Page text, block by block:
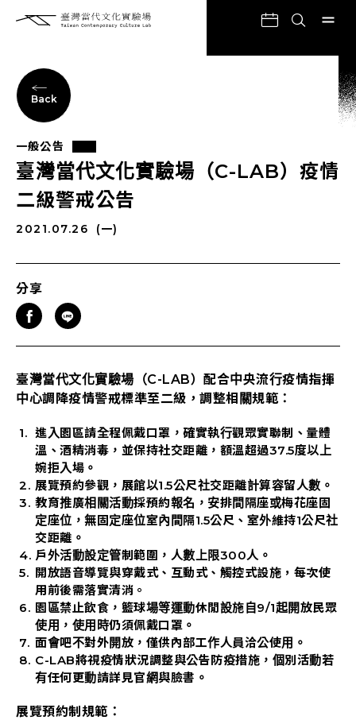
Back
一般公告
臺灣當代文化實驗場（C-LAB）疫情
二級警戒公告
2021.07.26 (一)
分享
臺灣當代文化實驗場（C-LAB）配合中央流行疫情指揮
中心調降疫情警戒標準至二級，調整相關規範：
進入園區請全程佩戴口罩，確實執行觀眾實聯制、量體
溫、酒精消毒，並保持社交距離，額溫超過37.5度以上
婉拒入場。
展覽預約參觀，展館以1.5公尺社交距離計算容留人數。
教育推廣相關活動採預約報名，安排間隔座或梅花座固
定座位，無固定座位室內間隔1.5公尺、室外維持1公尺社
交距離。
戶外活動設定管制範圍，人數上限300人。
開放語音導覽與穿戴式、互動式、觸控式設施，每次使
用前後需落實清消。
園區禁止飲食，籃球場等運動休閒設施自9/1起開放民眾
使用，使用時仍須佩戴口罩。
面會吧不對外開放，僅供內部工作人員洽公使用。
C-LAB將視疫情狀況調整與公告防疫措施，個別活動若
有任何更動請詳見官網與臉書。
展覽預約制規範：